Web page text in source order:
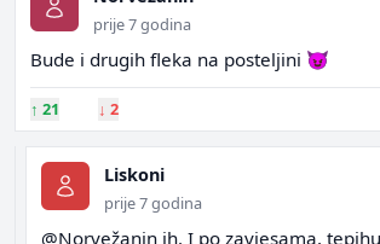
prije 7 godina
Bude i drugih fleka na posteljini 😈
↑ 21 ↓ 2
Liskoni
prije 7 godina
@Norvežanin ih. I po zavjesama,